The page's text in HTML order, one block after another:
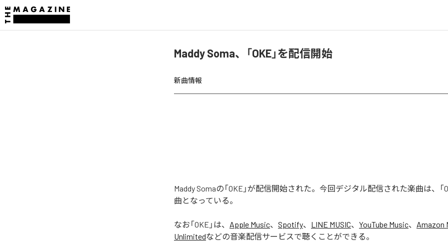
Maddy Soma、「OKE」を配信開始
新曲情報
Maddy Somaの「OKE」が配信開始された。今回デジタル配信された楽曲は、「
曲となっている。
なお「OKE 」は、 Apple Music、 Spotify、 LINE MUSIC、 YouTube Music、 Amazon
Unlimitedなどの音楽配信サービスで聴くことができる。